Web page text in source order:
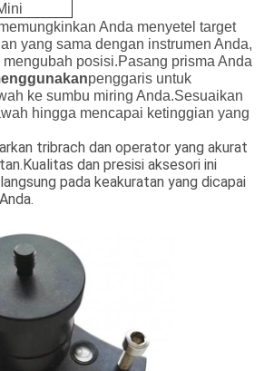
Anda menyetel target
yang sama dengan instrumen Anda,
mengubah posisi.Pasang prisma Anda
penggaris untuk
ke sumbu miring Anda.Sesuaikan
hingga mencapai ketinggian yang
tribrach dan operator yang akurat
dan presisi aksesori ini
pada keakuratan yang dicapai